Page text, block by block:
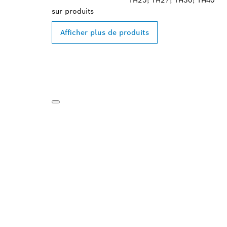
sur produits
Afficher plus de produits